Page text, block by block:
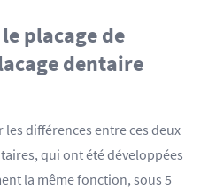
placage de
dentaire
différences entre ces deux
qui ont été développées
la même fonction, sous 5